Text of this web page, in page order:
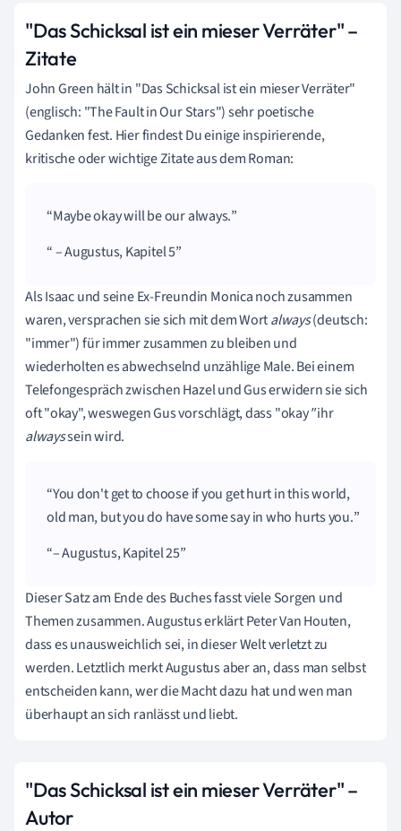
"Das Schicksal ist ein mieser Verräter" –
Zitate
John Green hält in "Das Schicksal ist ein mieser Verräter"
(englisch: "The Fault in Our Stars") sehr poetische
Gedanken fest. Hier findest Du einige inspirierende,
kritische oder wichtige Zitate aus dem Roman:
Maybe okay will be our always.
– Augustus, Kapitel 5
Als Isaac und seine Ex-Freundin Monica noch zusammen
waren, versprachen sie sich mit dem Wortalways(deutsch:
"immer") für immer zusammen zu bleiben und
wiederholten es abwechselnd unzählige Male. Bei einem
Telefongespräch zwischen Hazel und Gus erwidern sie sich
oft "okay", weswegen Gus vorschlägt, dass "okay"ihr
alwayssein wird.
You don't get to choose if you get hurt in this world,
old man, but you do have some say in who hurts you.
– Augustus, Kapitel 25
Dieser Satz am Ende des Buches fasst viele Sorgen und
Themen zusammen. Augustus erklärt Peter Van Houten,
dass es unausweichlich sei, in dieser Welt verletzt zu
werden. Letztlich merkt Augustus aber an, dass man selbst
entscheiden kann, wer die Macht dazu hat und wen man
überhaupt an sich ranlässt und liebt.
"Das Schicksal ist ein mieser Verräter" –
Autor